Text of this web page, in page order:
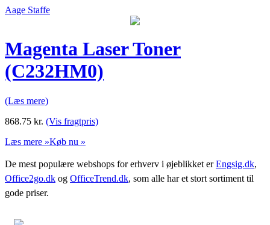
Aage Staffe
Magenta Laser Toner
(C232HM0)
(Læs mere)
868.75 kr. (Vis fragtpris)
Læs mere »Køb nu »
De mest populære webshops for erhverv i øjeblikket erEngsig.dk,
Office2go.dk og OfficeTrend.dk, som alle har et stort sortiment til
gode priser.